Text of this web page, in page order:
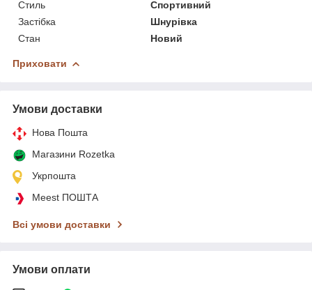
Стиль
Спортивний
Застібка
Шнурівка
Стан
Новий
Приховати
Умови доставки
Нова Пошта
Магазини Rozetka
Укрпошта
Meest ПОШТА
Всі умови доставки
Умови оплати